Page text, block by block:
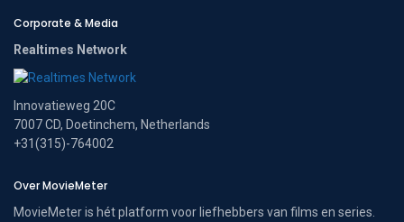
Corporate & Media
Realtimes Network
Innovatieweg 20C
7007 CD, Doetinchem, Netherlands
+31(315)-764002
Over MovieMeter
MovieMeter is hét platform voor liefhebbers van films en series.